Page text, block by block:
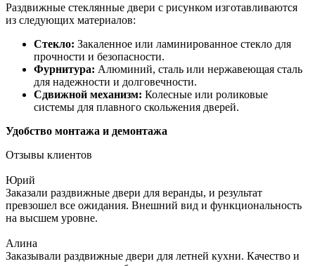
Раздвижные стеклянные двери с рисунком изготавливаются
из следующих материалов:
Стекло: Закаленное или ламинированное стекло для
прочности и безопасности.
Фурнитура: Алюминий, сталь или нержавеющая сталь
для надежности и долговечности.
Сдвижной механизм: Колесные или роликовые
системы для плавного скольжения дверей.
Удобство монтажа и демонтажа
Отзывы клиентов
Юрий
Заказали раздвижные двери для веранды, и результат
превзошел все ожидания. Внешний вид и функциональность
на высшем уровне.
Алина
Заказывали раздвижные двери для летней кухни. Качество и